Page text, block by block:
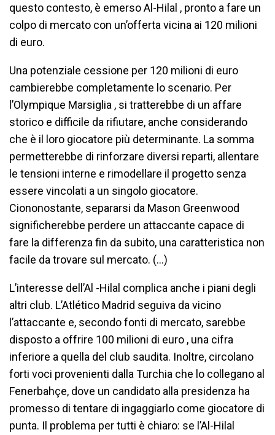
questo contesto, è emerso Al-Hilal , pronto a fare un
colpo di mercato con un’offerta vicina ai 120 milioni
di euro.
Una potenziale cessione per 120 milioni di euro
cambierebbe completamente lo scenario. Per
l’Olympique Marsiglia , si tratterebbe di un affare
storico e difficile da rifiutare, anche considerando
che è il loro giocatore più determinante. La somma
permetterebbe di rinforzare diversi reparti, allentare
le tensioni interne e rimodellare il progetto senza
essere vincolati a un singolo giocatore.
Ciononostante, separarsi da Mason Greenwood
significherebbe perdere un attaccante capace di
fare la differenza fin da subito, una caratteristica non
facile da trovare sul mercato. (…)
L’interesse dell’Al -Hilal complica anche i piani degli
altri club. L’Atlético Madrid seguiva da vicino
l’attaccante e, secondo fonti di mercato, sarebbe
disposto a offrire 100 milioni di euro , una cifra
inferiore a quella del club saudita. Inoltre, circolano
forti voci provenienti dalla Turchia che lo collegano al
Fenerbahçe, dove un candidato alla presidenza ha
promesso di tentare di ingaggiarlo come giocatore di
punta. Il problema per tutti è chiaro: se l’Al-Hilal